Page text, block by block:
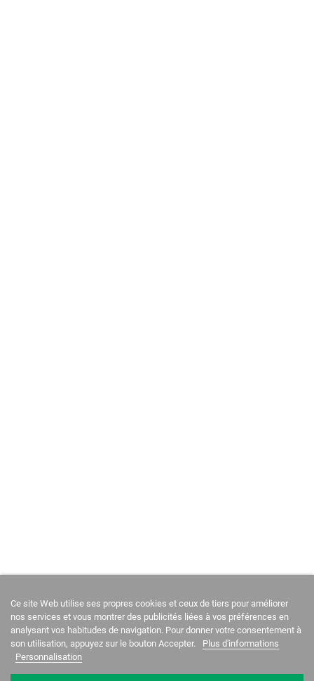
Ce site Web utilise ses propres cookies et ceux de tiers pour améliorer
nos services et vous montrer des publicités liées à vos préférences en
analysant vos habitudes de navigation. Pour donner votre consentement à
son utilisation, appuyez sur le bouton Accepter.
Plus d'informations
Personnalisation